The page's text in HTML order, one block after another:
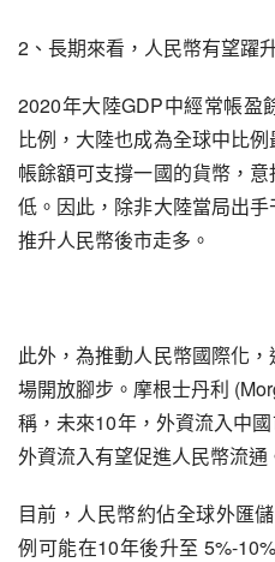
2、長期來看，人民幣有望躍
2020年大陸GDP中經常帳盈
比例，大陸也成為全球中比
帳餘額可支撐一國的貨幣，
低。因此，除非大陸當局出
推升人民幣後市走多。
此外，為推動人民幣國際化
場開放腳步。摩根士丹利
稱，未來10年，外資流入中
外資流入有望促進人民幣流通
目前，人民幣約佔全球外匯
例可能在10年後升至 5%-